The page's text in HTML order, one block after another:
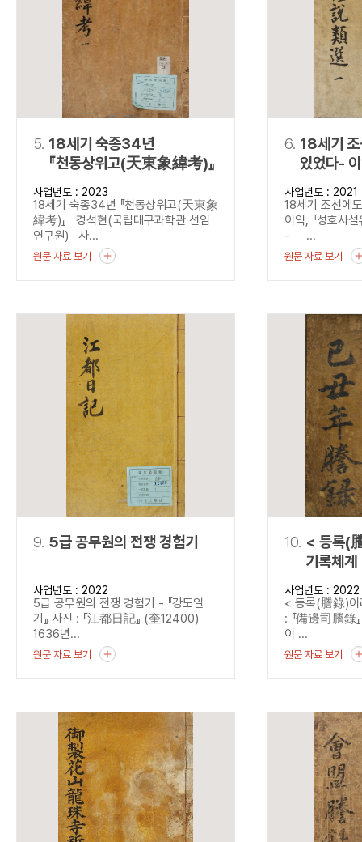
5. 18세기 숙종34년
『천동상위고(天東象緯考)』
사업년도 : 2023
18세기 숙종34년 『천동상위고(天東象
緯考)』 경석현(국립대구과학관 선임
연구원) 사...
원문 자료 보기
6. 18세기
있었다-
(星湖僿
사업년도 : 2021
18세기 조선에
이익, 『성호사
- ...
원문 자료 보기
9. 5급 공무원의 전쟁 경험기
사업년도 : 2022
5급 공무원의 전쟁 경험기 - 『강도일
기』 사진 : 『江都日記』 (奎12400)
1636년...
원문 자료 보기
10. < 등록(
기록체
사업년도 : 2022
< 등록(謄錄)이
: 『備邊司謄錄
이 ...
원문 자료 보기